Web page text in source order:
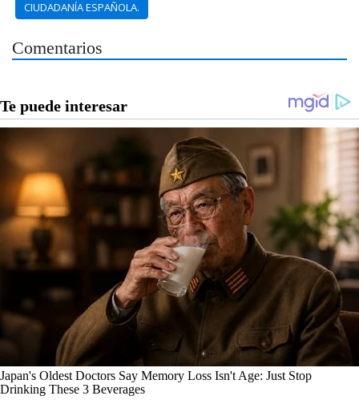
CIUDADANÍA ESPAÑOLA.
Comentarios